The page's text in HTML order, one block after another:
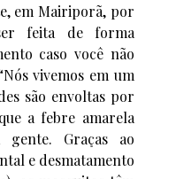
em Mairiporã, por
feita de forma
caso você não
vivemos em um
são envoltas por
a febre amarela
Graças ao
e desmatamento